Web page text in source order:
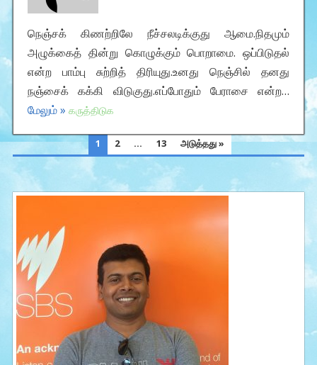
நெஞ்சக் கிணற்றிலே நீச்சலடிக்குது ஆமை.நிதமும்
அழுக்கைத் தின்று கொழுக்கும் பொறாமை. ஒப்பிடுதல்
என்ற பாம்பு சுற்றித் திரியுது.உனது நெஞ்சில் தனது
நஞ்சைக் கக்கி விடுகுது.எப்போதும் பேராசை என்ற…
மேலும் » கருத்திடுக
POSTS
PAGINATION
1 2 … 13 அடுத்தது »